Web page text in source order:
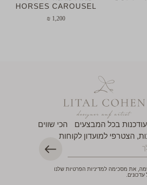
HORSES CAROUSEL
₪ 1,200
בכל המבצעים הכי שווים
הצטרפי למועדון לקוחות
את מסכימה למדיניות הפרטיות שלנו